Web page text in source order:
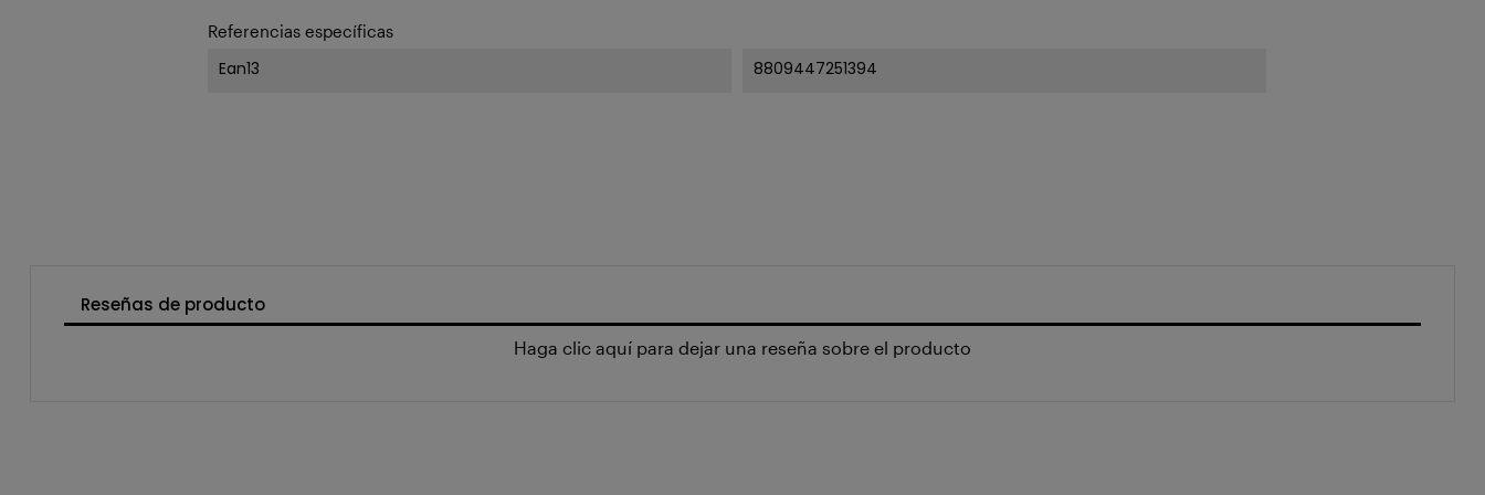
Referencias específicas
Ean13 8809447251394
Reseñas de producto
Haga clic aquí para dejar una reseña sobre el producto